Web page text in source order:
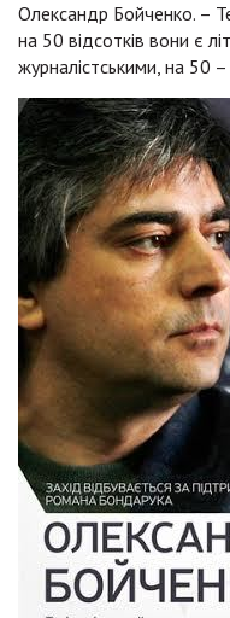
Олександр Бойченко. –
на 50 відсотків вони є
журналістськими, на 50